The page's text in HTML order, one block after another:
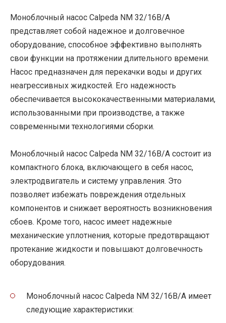
Моноблочный насос Calpeda NM 32/16B/A
представляет собой надежное и долговечное
оборудование, способное эффективно выполнять
свои функции на протяжении длительного времени.
Насос предназначен для перекачки воды и других
неагрессивных жидкостей. Его надежность
обеспечивается высококачественными материалами,
использованными при производстве, а также
современными технологиями сборки.
Моноблочный насос Calpeda NM 32/16B/A состоит из
компактного блока, включающего в себя насос,
электродвигатель и систему управления. Это
позволяет избежать повреждения отдельных
компонентов и снижает вероятность возникновения
сбоев. Кроме того, насос имеет надежные
механические уплотнения, которые предотвращают
протекание жидкости и повышают долговечность
оборудования.
Моноблочный насос Calpeda NM 32/16B/A имеет
следующие характеристики: